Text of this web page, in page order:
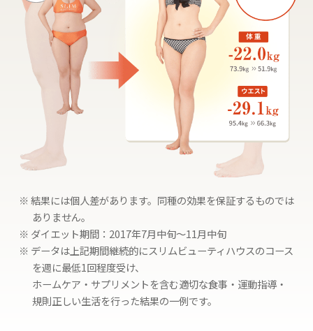
※ 結果には個人差があります。同種の効果を保証するものでは
ありません。
※ ダイエット期間：2017年7月中旬〜11月中旬
※ データは上記期間継続的にスリムビューティハウスのコース
を週に最低1回程度受け、
ホームケア・サプリメントを含む適切な食事・運動指導・
規則正しい生活を行った結果の一例です。